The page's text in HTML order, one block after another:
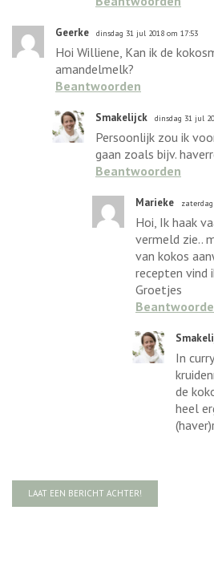
Geerke dinsdag 31 jul 2018 om 17:53
Hoi Williene, Kan ik de
amandelmelk?
Beantwoorden
Smakelijck dinsdag 31 jul
Persoonlijk zou ik
gaan zoals bijv.
Beantwoorden
Marieke
Hoi, Ik haak
vermeld zie..
van kokos
recepten vind
Groetjes
In
de
heel
LAAT EEN BERICHT ACHTER!